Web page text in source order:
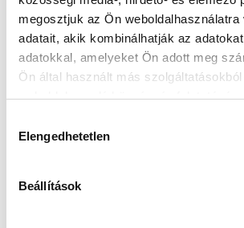
megosztjuk az Ön weboldalhasználatra
adatait, akik kombinálhatják az
adatokkal, amelyeket Ön adott meg
Ön által használt más
weboldalon való böngészés
kiválasztása
Elengedhetetlen
Beállítások
FELIRATKOZOM
SZPONZOROK